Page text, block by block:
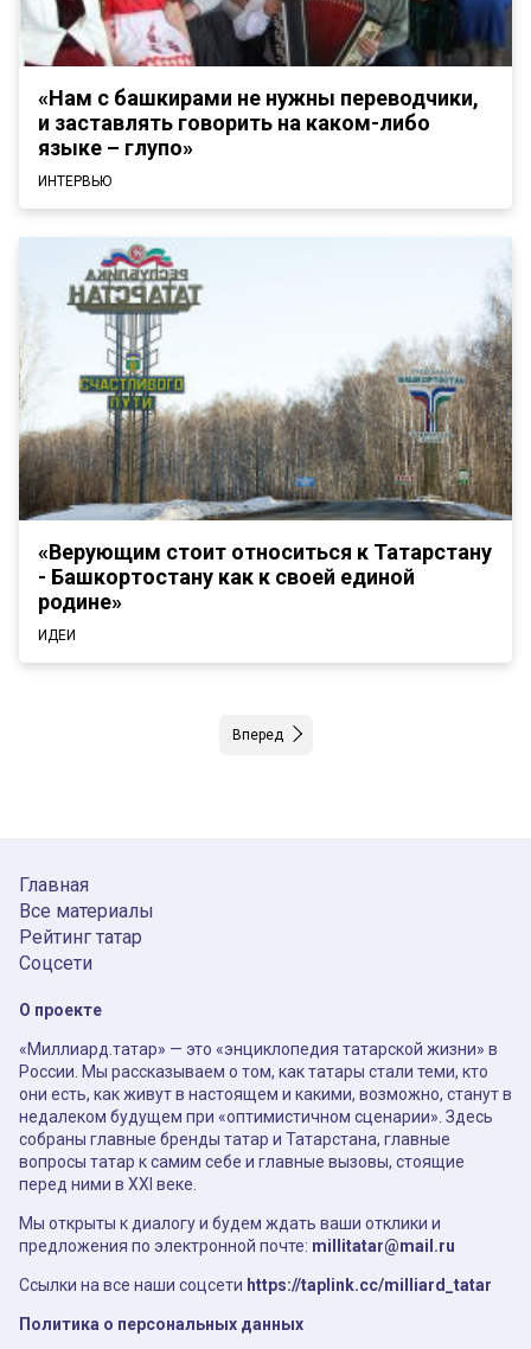
«Нам с башкирами не нужны переводчики,
и заставлять говорить на каком-либо
языке – глупо»
ИНТЕРВЬЮ
«Верующим стоит относиться к Татарстану
- Башкортостану как к своей единой
родине»
ИДЕИ
Вперед
Главная
Все материалы
Рейтинг татар
Соцсети
О проекте
«Миллиард.татар» — это «энциклопедия татарской жизни» в
России. Мы рассказываем о том, как татары стали теми, кто
они есть, как живут в настоящем и какими, возможно, станут в
недалеком будущем при «оптимистичном сценарии». Здесь
собраны главные бренды татар и Татарстана, главные
вопросы татар к самим себе и главные вызовы, стоящие
перед ними в XXI веке.
Мы открыты к диалогу и будем ждать ваши отклики и
предложения по электронной почте: millitatar@mail.ru
Ссылки на все наши соцсети https://taplink.cc/milliard_tatar
Политика о персональных данных